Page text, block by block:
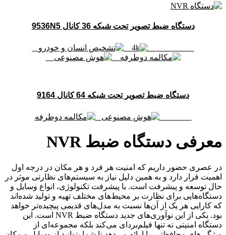
دستگاه ضبط تصویر تحت شبکه 36 کانال 9536N5
دستگاه ضبط تصویر تحت شبکه 64 کانال 9164
معرفی دستگاه ضبط NVR
در عصری حضور داریم که امنیت هر فرد و هر مکان در درجه اول
اهمیت قرار دارد و به همین دلیل نیاز به سیستم‌های نظارتی موثر در
حال توسعه و پیشرفت است. با پیشرفت تکنولوژی، انواع وسایل و
دستگاه‌هایی برای نظارت بر محیط‌های مختلف تهیه و تولید شده‌اند
که کارایی هر یک از آن‌ها نسبت به مدل‌های قدیمی پیچیده‌تر خواهد
بود. یکی از این نوآوری‌های جدید دستگاه ضبط NVR است. این
دستگاه امنیتی نه تنها فیلم‌بردای می‌کند بلکه مجموعه‌ای از